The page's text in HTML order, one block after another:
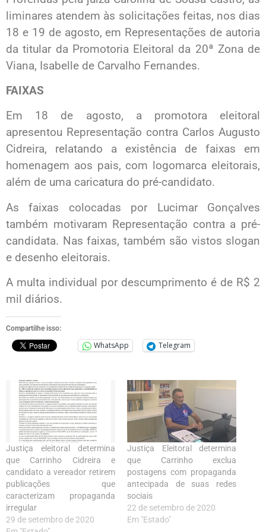
liminares atendem às solicitações feitas, nos dias
18 e 19 de agosto, em Representações de autoria
da titular da Promotoria Eleitoral da 20ª Zona de
Viana, Isabelle de Carvalho Fernandes.
FAIXAS
Em 18 de agosto, a promotora eleitoral
apresentou Representação contra Carlos Augusto
Cidreira, relatando a existência de faixas em
homenagem aos pais, com logomarca eleitorais,
além de uma caricatura do pré-candidato.
As faixas colocadas por Lucimar Gonçalves
também motivaram Representação contra a pré-
candidata. Nas faixas, também são vistos slogan
e desenho eleitorais.
A multa individual por descumprimento é de R$ 2
mil diários.
Compartilhe isso:
WhatsApp Telegram
Justiça eleitoral determina
que Carrinho Cidreira e
candidato a vereador retirem
publicações que
caracterizam propaganda
irregular
29 de setembro de 2020
Justiça Eleitoral determina
que Carrinho exclua
postagens com propaganda
antecipada de suas redes
sociais
22 de setembro de 2020
Em "Estado"